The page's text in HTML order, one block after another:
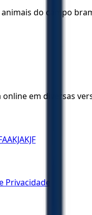
animais do campo
online em diversas
KJAKJF
Privacidade